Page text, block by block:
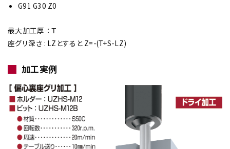
G91 G30 Z0
最大加工厚 ： Ｔ
座グリ深さ : LZとすると Z=-(T+S-LZ)
加工実例